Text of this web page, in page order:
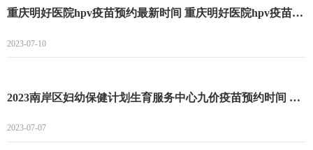
重庆明好医院hpv疫苗预约最新时间 重庆明好医院hpv疫苗预约最新消息
2023-07-10
2023南岸区妇幼保健计划生育服务中心九价疫苗预约时间 南岸区妇幼保健计划生育服务中心九价最新预约
2023-07-07